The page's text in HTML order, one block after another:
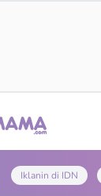
Iklanin di IDN